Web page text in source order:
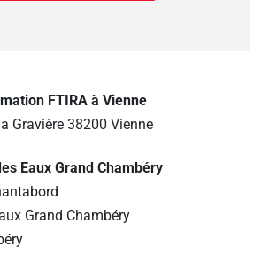
FTIRA à Vienne
Gravière 38200 Vienne
Eaux Grand Chambéry
Grand Chambéry